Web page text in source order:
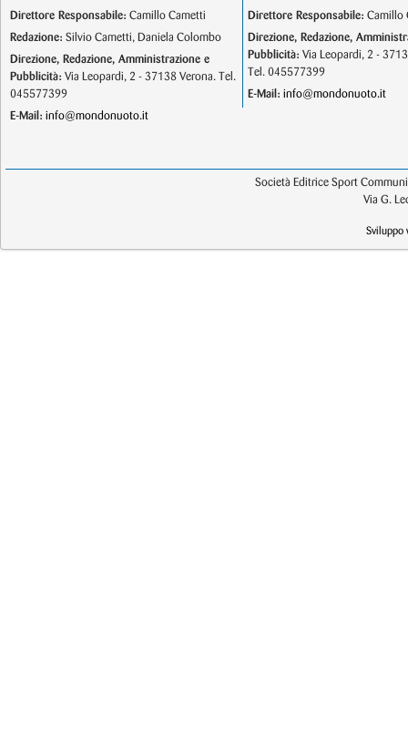
Direttore Responsabile: Camillo Cametti
Redazione: Silvio Cametti, Daniela Colombo
Direzione, Redazione, Amministrazione e
Pubblicità: Via Leopardi, 2 - 37138 Verona. Tel.
045577399
E-Mail: info@mondonuoto.it
Direttore Responsabile: Camillo
Direzione, Redazione,
Pubblicità: Via Leopardi, 2 -
Tel. 045577399
E-Mail: info@mondonuoto.it
Società Editrice Sport
Via G.
Sviluppo